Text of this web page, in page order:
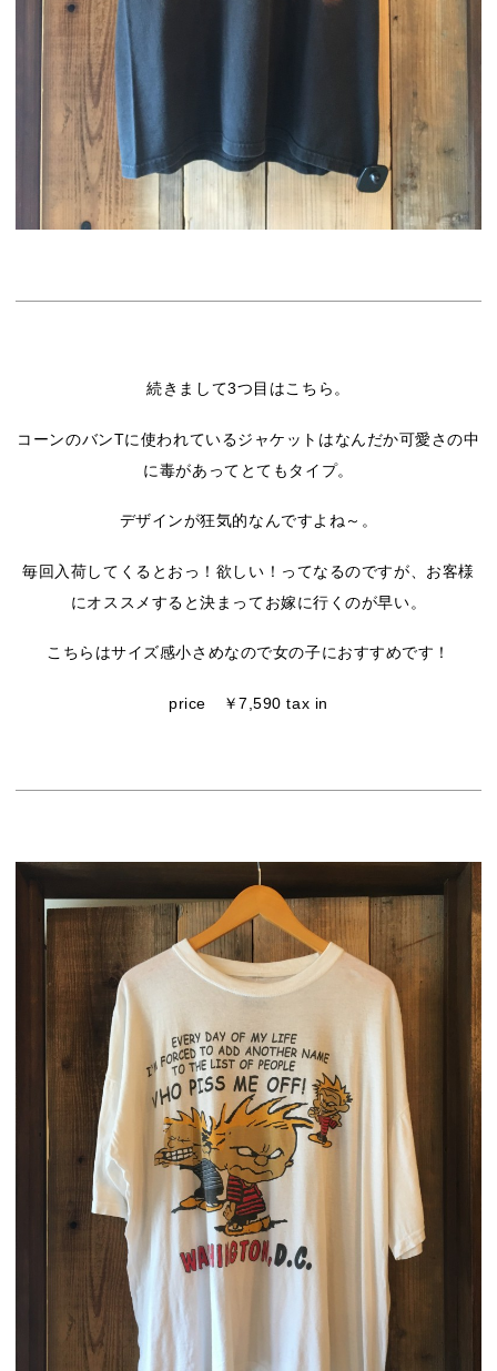
続きまして3つ目はこちら。
コーンのバンTに使われているジャケットはなんだか可愛さの中
に毒があってとてもタイプ。
デザインが狂気的なんですよね～。
毎回入荷してくるとおっ！欲しい！ってなるのですが、お客様
にオススメすると決まってお嫁に行くのが早い。
こちらはサイズ感小さめなので女の子におすすめです！
price ￥7,590 tax in